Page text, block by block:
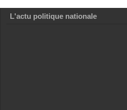
L'actu politique nationale